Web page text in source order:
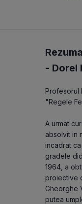
- Dorel
Profesorul
"Regele
A urmat
absolvit in
incadrat
gradele
1964, a
proiective
Gheorghe
putea